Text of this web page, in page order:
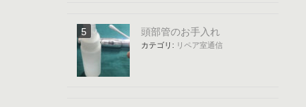
頭部管のお手入れ
カテゴリ: リペア室通信